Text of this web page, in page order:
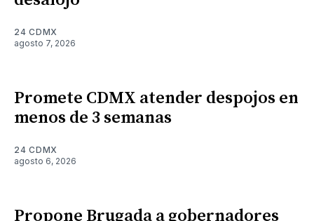
24 CDMX
agosto 7, 2026
Promete CDMX atender despojos en
menos de 3 semanas
24 CDMX
agosto 6, 2026
Propone Brugada a gobernadores